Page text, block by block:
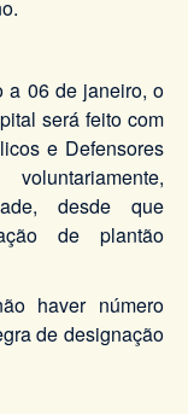
a 06 de janeiro, o
será feito com
e Defensores
desde que
de plantão
haver número
de designação